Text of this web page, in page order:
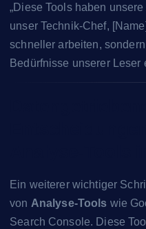
„Diese Tools haben
unser Technik-Chef,
schneller arbeiten,
Bedürfnisse unserer Leser
Ein weiterer wichtiger
von Analyse-Tools wie
Search Console. Diese